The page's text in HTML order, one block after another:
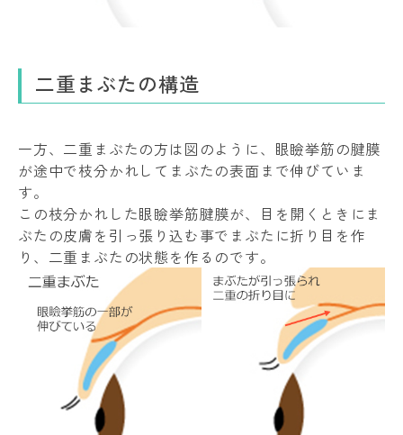
二重まぶたの構造
一方、二重まぶたの方は図のように、眼瞼挙筋の腱膜
が途中で枝分かれしてまぶたの表面まで伸びていま
す。
この枝分かれした眼瞼挙筋腱膜が、目を開くときにま
ぶたの皮膚を引っ張り込む事でまぶたに折り目を作
り、二重まぶたの状態を作るのです。